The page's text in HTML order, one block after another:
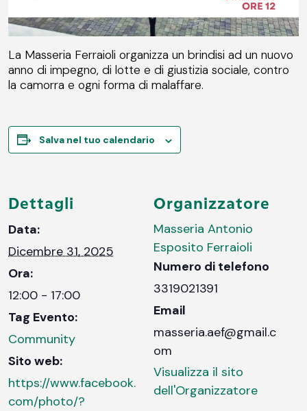
La Masseria Ferraioli organizza un brindisi ad un nuovo
anno di impegno, di lotte e di giustizia sociale, contro
la camorra e ogni forma di malaffare.
Salva nel tuo calendario
Dettagli
Data:
Dicembre 31, 2025
Ora:
12:00 - 17:00
Tag Evento:
Community
Sito web:
https://www.facebook.
com/photo/?
Organizzatore
Masseria Antonio
Esposito Ferraioli
Numero di telefono
3319021391
Email
masseria.aef@gmail.c
om
Visualizza il sito
dell'Organizzatore